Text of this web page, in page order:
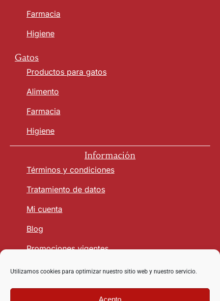
Utilizamos cookies para optimizar nuestro sitio web y nuestro servicio.
Acepto
Farmacia
Higiene
Gatos
Productos para gatos
Alimento
Farmacia
Higiene
Información
Términos y condiciones
Tratamiento de datos
Mi cuenta
Blog
Promociones vigentes
Seguridad y Confianza